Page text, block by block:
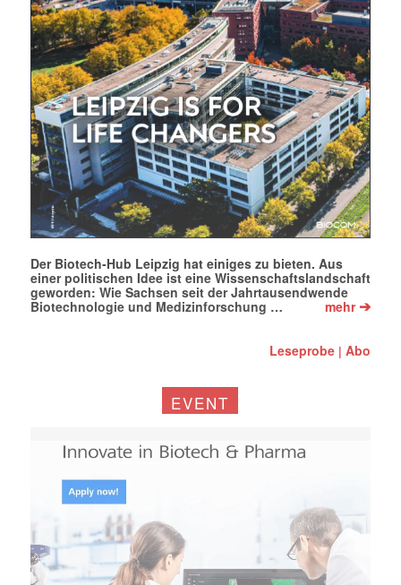
Der Biotech-Hub Leipzig hat einiges zu bieten. Aus
einer politischen Idee ist eine Wissenschaftslandschaft
geworden: Wie Sachsen seit der Jahrtausendwende
Biotechnologie und Medizinforschung …
mehr➔
Leseprobe |Abo
EVENT